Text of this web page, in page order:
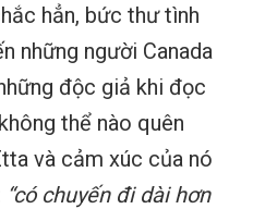
hẳn, bức thư tình
những người Canada
độc giả khi đọc
thể nào quên
và cảm xúc của nó
“có chuyến đi dài hơn